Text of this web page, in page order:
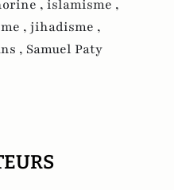
, islamisme ,
, jihadisme ,
, Samuel Paty